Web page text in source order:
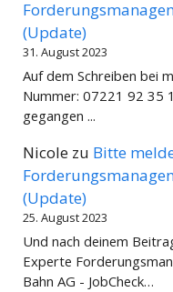
(Update)
31. August 2023
Auf dem Schreiben bei
Nummer: 07221 92 35
gegangen ...
Nicole zu Bitte
(Update)
25. August 2023
Und nach deinem
Experte
Bahn AG - JobCheck…